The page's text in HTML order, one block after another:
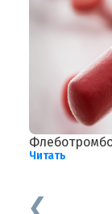
Читать